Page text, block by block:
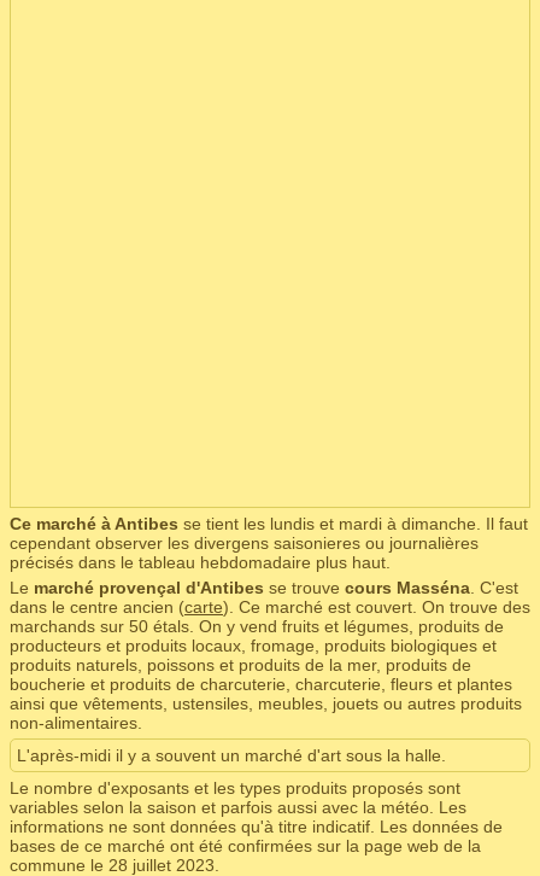
Ce marché à Antibes se tient les lundis et mardi à dimanche. Il faut
cependant observer les divergens saisonieres ou journalières
précisés dans le tableau hebdomadaire plus haut.
Le marché provençal d'Antibes se trouve cours Masséna . C'est
dans le centre ancien (carte). Ce marché est couvert. On trouve des
marchands sur 50 étals. On y vend fruits et légumes, produits de
producteurs et produits locaux, fromage, produits biologiques et
produits naturels, poissons et produits de la mer, produits de
boucherie et produits de charcuterie, charcuterie, fleurs et plantes
ainsi que vêtements, ustensiles, meubles, jouets ou autres produits
non-alimentaires.
L'après-midi il y a souvent un marché d'art sous la halle.
Le nombre d'exposants et les types produits proposés sont
variables selon la saison et parfois aussi avec la météo. Les
informations ne sont données qu'à titre indicatif. Les données de
bases de ce marché ont été confirmées sur la page web de la
commune le 28 juillet 2023.